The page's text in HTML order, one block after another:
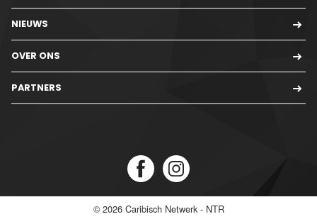
NIEUWS
OVER ONS
PARTNERS
© 2026 Caribisch Netwerk - NTR